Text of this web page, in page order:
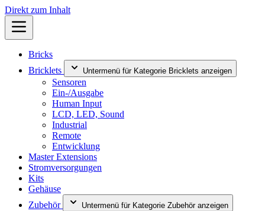
Direkt zum Inhalt
Bricks
Bricklets
Untermenü für Kategorie Bricklets anzeigen
Sensoren
Ein-/Ausgabe
Human Input
LCD, LED, Sound
Industrial
Remote
Entwicklung
Master Extensions
Stromversorgungen
Kits
Gehäuse
Zubehör
Untermenü für Kategorie Zubehör anzeigen